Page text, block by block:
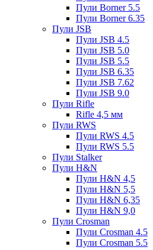
Пули Borner 5.5
Пули Borner 6.35
Пули JSB
Пули JSB 4.5
Пули JSB 5.0
Пули JSB 5.5
Пули JSB 6.35
Пули JSB 7.62
Пули JSB 9.0
Пули Rifle
Rifle 4,5 мм
Пули RWS
Пули RWS 4.5
Пули RWS 5.5
Пули Stalker
Пули H&N
Пули H&N 4,5
Пули H&N 5,5
Пули H&N 6,35
Пули H&N 9,0
Пули Crosman
Пули Crosman 4.5
Пули Crosman 5.5